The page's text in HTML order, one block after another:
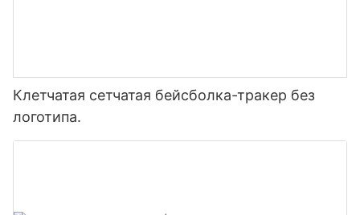
Клетчатая сетчатая бейсболка-тракер без
логотипа.